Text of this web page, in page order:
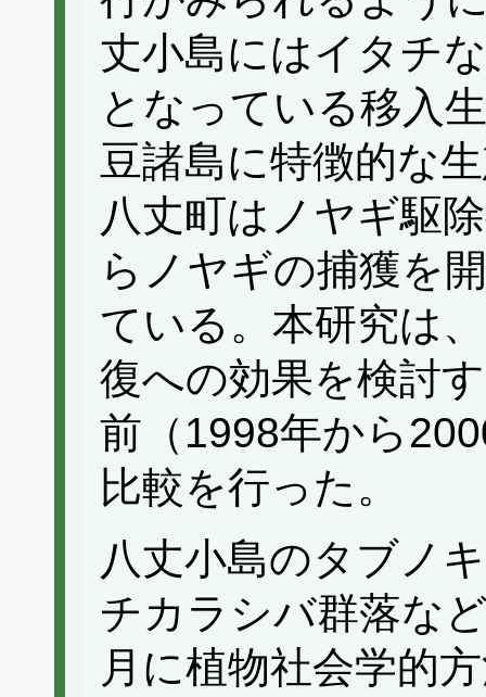
丈小島にはイタチ
となっている移入
豆諸島に特徴的な
八丈町はノヤギ駆
らノヤギの捕獲を
ている。本研究は
復への効果を検討
前（1998年から
比較を行った。
八丈小島のタブノ
チカラシバ群落な
月に植物社会学的